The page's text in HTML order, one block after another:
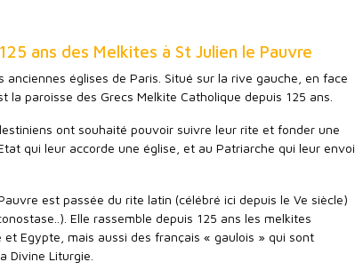
ans des Melkites à St Julien le Pauvre
anciennes églises de Paris. Situé sur la rive gauche, en face
la paroisse des Grecs Melkite Catholique depuis 125 ans.
ont souhaité pouvoir suivre leur rite et fonder une
qui leur accorde une église, et au Patriarche qui leur envoi
est passée du rite latin (célébré ici depuis le Ve siècle)
Elle rassemble depuis 125 ans les melkites
et Egypte, mais aussi des français « gaulois » qui sont
Divine Liturgie.